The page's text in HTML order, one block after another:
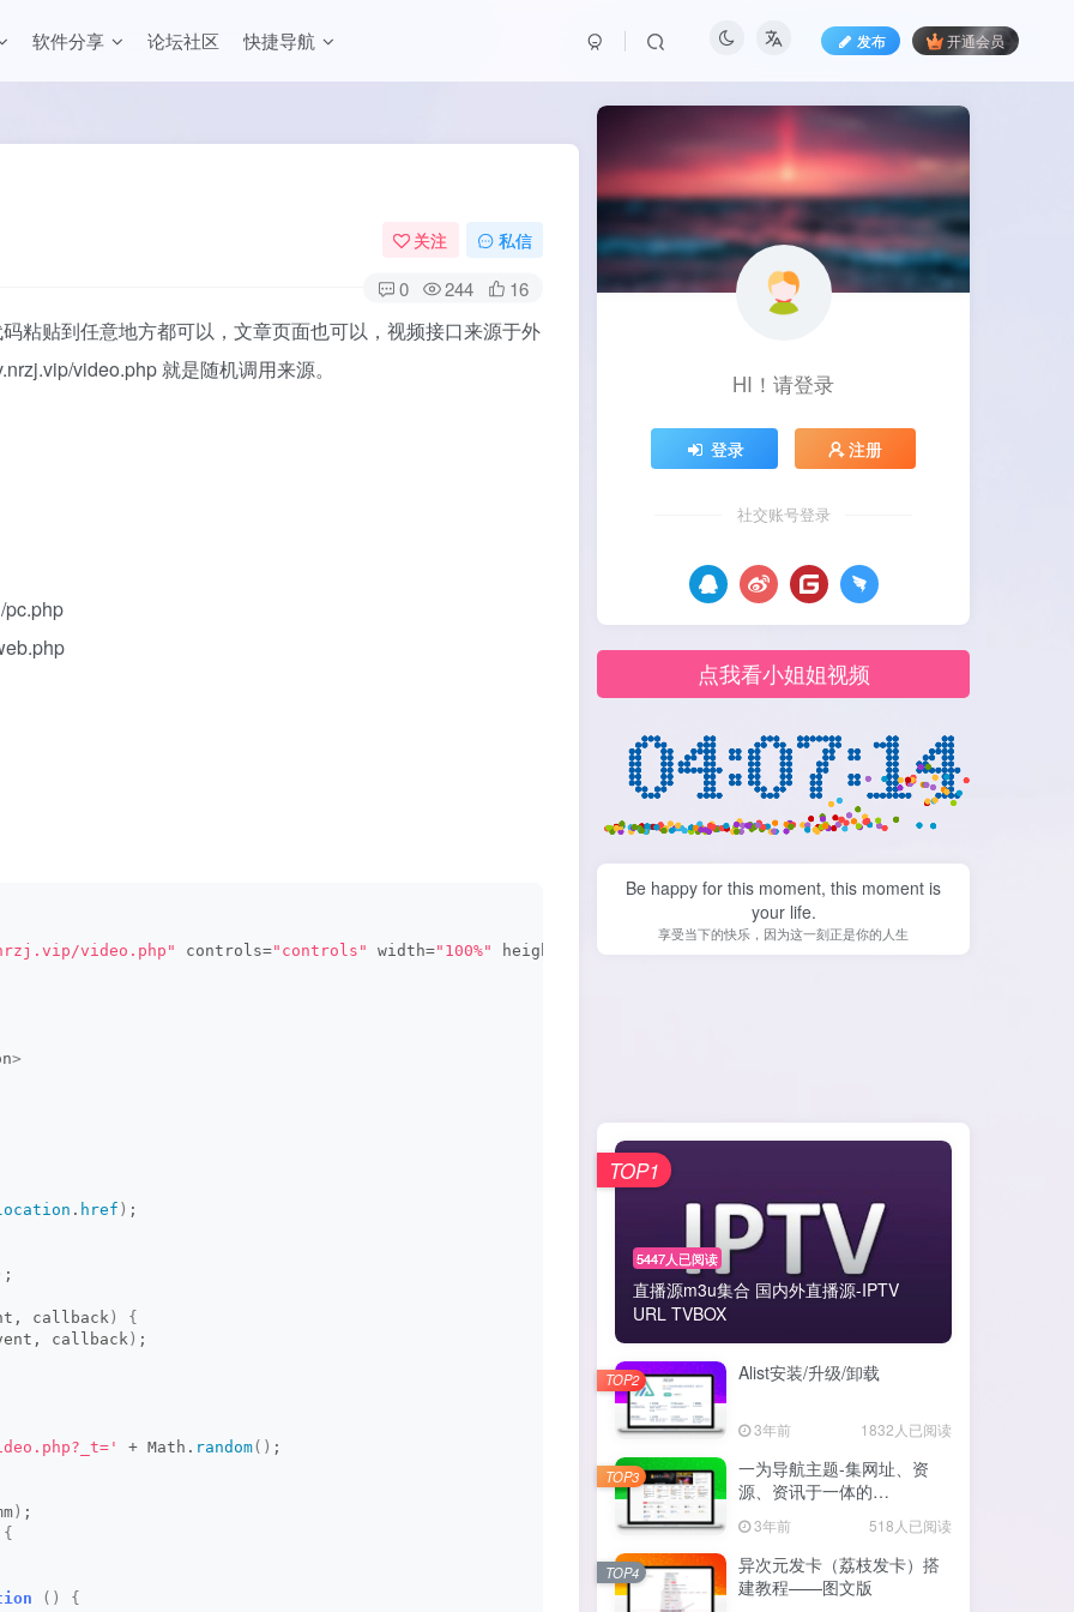
软件分享 论坛社区 快捷导航 发布 开通会员
关注 私信
0 244 16
粘贴到任意地方都可以，文章页面也可以，视频接口来源于外
video.php 就是随机调用来源。
pc.php
video.php" controls="controls" width="100%" height= "400px"></video>
>
. href ) ;
;
callback)
{
callback ) ;
+ Math. random() ;
) ;
{
() {
HI！请登录
登录 注册
社交账号登录
点我看小姐姐视频
Be happy for this moment, this moment is
your life.
享受当下的快乐，因为这一刻正是你的人生
5447人已阅读
直播源m3u集合 国内外直播源-IPTV
URL TVBOX
TOP1
Alist安装/升级/卸载
3年前 1832人已阅读
TOP2
一为导航主题-集网址、资
源、资讯于一体的
WordPress导航主题
3年前 518人已阅读
TOP3
异次元发卡（荔枝发卡）搭
建教程——图文版
TOP4